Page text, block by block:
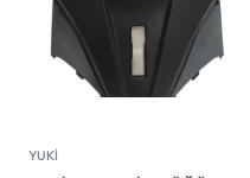
YUKİ